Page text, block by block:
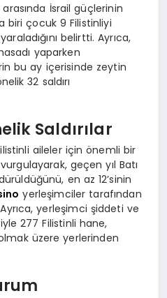
İsrail güçlerinin
biri çocuk 9 Filistinliyi
belirtti. Ayrıca,
yaparken
bu ay içerisinde zeytin
32 saldırı
Saldırılar
aileler için önemli bir
geçen yıl Batı
en az 12’sinin
yerleşimciler tarafından
yerleşimci şiddeti ve
277 Filistinli hane,
üzere yerlerinden